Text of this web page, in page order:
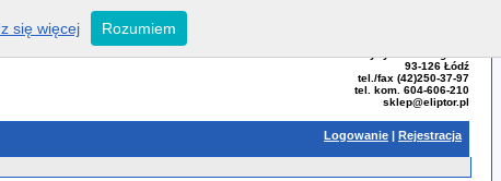
93-126 Łódź
tel./fax (42)250-37-97
tel. kom. 604-606-210
sklep@eliptor.pl
Logowanie | Rejestracja
się więcej Rozumiem